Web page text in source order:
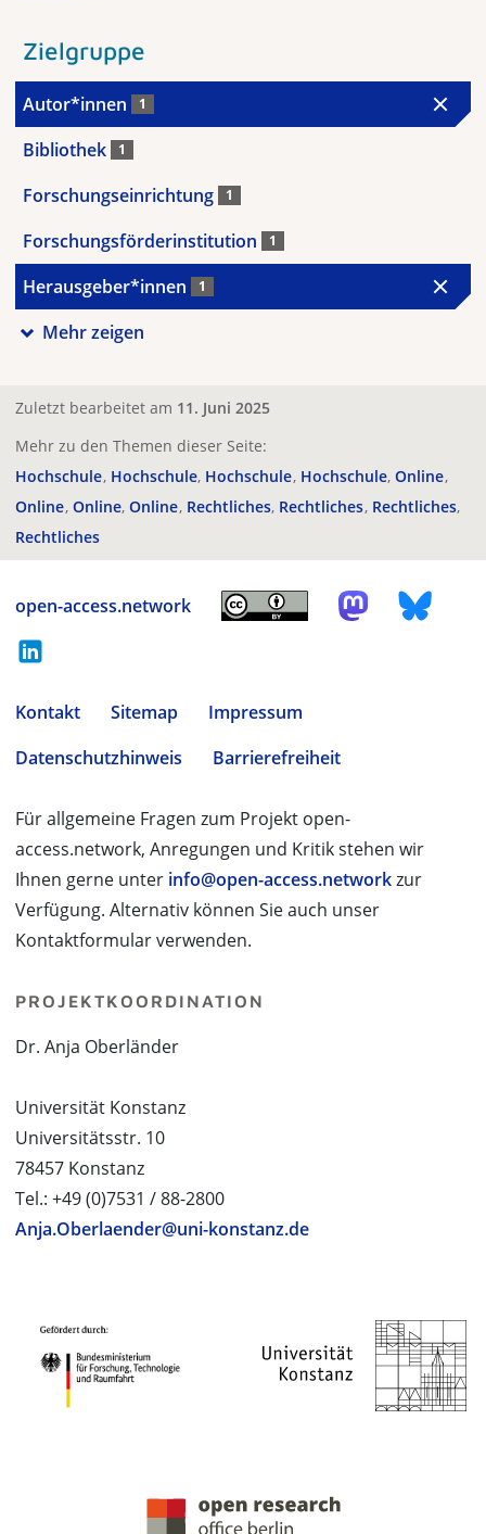
Zielgruppe
Autor*innen 1
Bibliothek 1
Forschungseinrichtung 1
Forschungsförderinstitution 1
Herausgeber*innen 1
Mehr zeigen
Zuletzt bearbeitet am 11. Juni 2025
Mehr zu den Themen dieser Seite:
Hochschule Hochschule Hochschule Hochschule Online
Online Online Online Rechtliches Rechtliches Rechtliches
Rechtliches
open-access.network
Kontakt Sitemap
Impressum
Datenschutzhinweis
Barrierefreiheit
Für allgemeine Fragen zum Projekt open-
access.network, Anregungen und Kritik stehen wir
Ihnen gerne unter info@open-access.networkzur
Verfügung. Alternativ können Sie auch unser
Kontaktformular verwenden.
PROJEKTKOORDINATION
Dr. Anja Oberländer
Universität Konstanz
Universitätsstr. 10
78457 Konstanz
Tel.: +49 (0)7531 / 88-2800
Anja.Oberlaender@uni-konstanz.de